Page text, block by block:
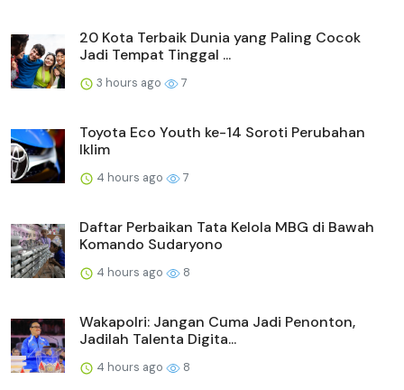
20 Kota Terbaik Dunia yang Paling Cocok
Jadi Tempat Tinggal ...
3 hours ago 7
Toyota Eco Youth ke-14 Soroti Perubahan
Iklim
4 hours ago 7
Daftar Perbaikan Tata Kelola MBG di Bawah
Komando Sudaryono
4 hours ago 8
Wakapolri: Jangan Cuma Jadi Penonton,
Jadilah Talenta Digita...
4 hours ago 8